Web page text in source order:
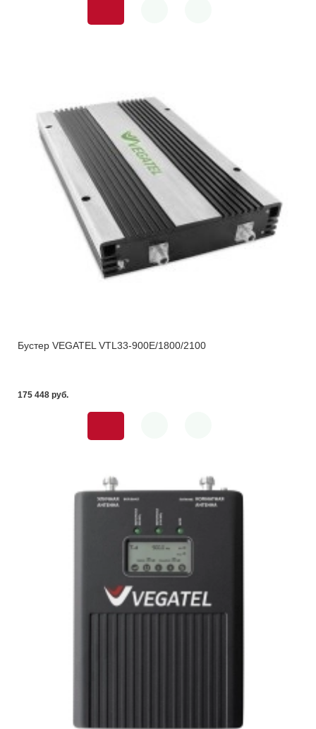
Бустер VEGATEL VTL33-900E/1800/2100
175 448 pуб.